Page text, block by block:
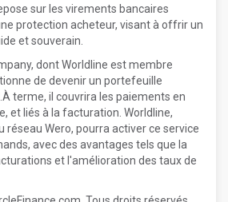
sur les virements bancaires
protection acheteur, visant à offrir un
et souverain.
dont Worldline est membre
de devenir un portefeuille
terme, il couvrira les paiements en
et liés à la facturation. Worldline,
réseau Wero, pourra activer ce service
avec des avantages tels que la
et l'amélioration des taux de